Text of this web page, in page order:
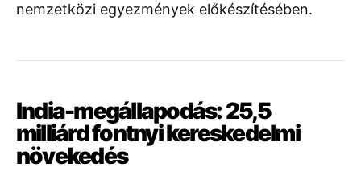
nemzetközi egyezmények előkészítésében.
India-megállapodás:25,5
milliárdfontnyikereskedelmi
növekedés